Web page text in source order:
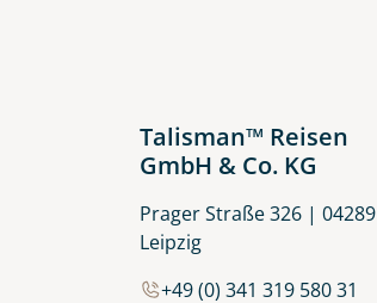
Talisman™ Reisen
GmbH & Co. KG
Prager Straße 326 | 04289
Leipzig
+49 (0) 341 319 580 31